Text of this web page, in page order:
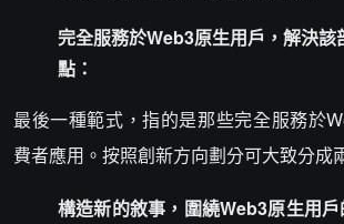
完全服務於Web3原生用戶，解決該
點：
最後一種範式，指的是那些完全服務於
費者應用。按照創新方向劃分可大致分成
構造新的敘事，圍繞Web3原生用